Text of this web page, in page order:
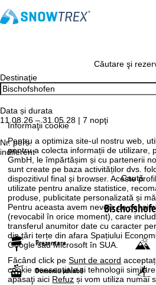
Informaţii cookie
Pentru a optimiza site-ul nostru web,
pentru a colecta informații de utilizare,
GmbH, le împărtășim și cu partenerii
sunt create pe baza activităților dvs.
dispozitivul final și browser. Aceste
utilizate pentru analize statistice,
produse, publicitate personalizată și
Pentru aceasta avem nevoie de
(revocabil în orice moment), care
transferul anumitor date cu caracter
din țări terțe din afara Spațiului
Google sau Microsoft în SUA.
Făcând click peSunt de acord
cookie neesențiale și tehnologii
apăsaţi aici Refuz și vom utiliza numai
Căutare şi
Destinaţie
Data și durata
11.08.26 – 31.05.28 | 7 nopţi
Nr. pers.
indiferent
Caută
Prezentare
Domeniu schiabil